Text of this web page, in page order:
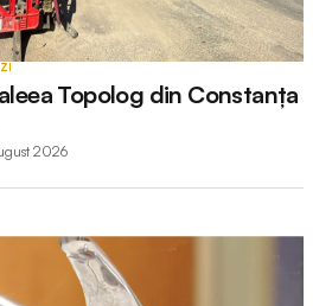
Topolog din Constanța
2026